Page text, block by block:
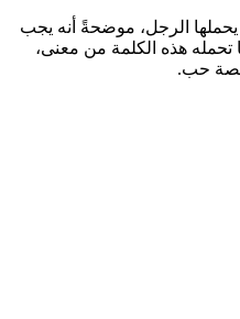
الرجل، موضحةً أنه يجب
تحمله هذه الكلمة من معنى،
قصة حب.